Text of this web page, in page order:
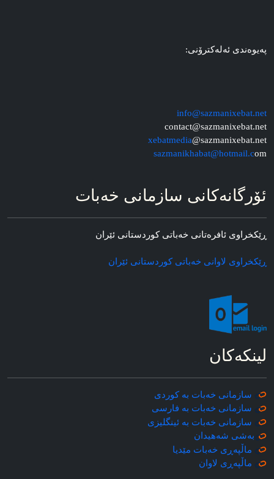
په‌یوه‌ندی ئه‌له‌کترۆنی:
info@sazmanixebat.net
contact@sazmanixebat.net
xebatmedia@sazmanixebat.net
sazmanikhabat@hotmail.com
ئۆرگانه‌کانی سازمانی خه‌بات
ڕێکخراوی ئافره‌تانی خه‌باتی کوردستانی ئێران
ڕێکخراوی لاوانی خه‌باتی کوردستانی ئێران
لینکه‌کان
سازمانی خه‌بات به کوردی
سازمانی خه‌بات به فارسی
سازمانی خه‌بات به ئینگلیزی
به‌شی شه‌هیدان
ماڵپه‌ڕی خه‌بات مێدیا
ماڵپه‌ڕی لاوان